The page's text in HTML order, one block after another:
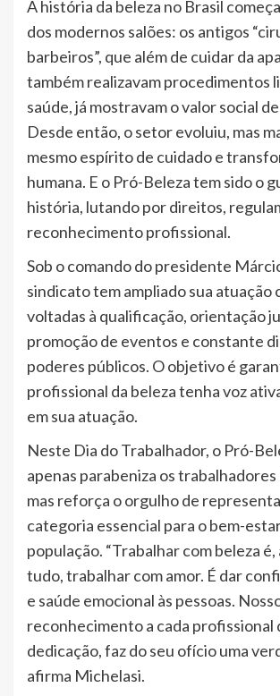
A história da beleza no Brasil
dos modernos salões: os antigos
barbeiros”, que além de cuidar da
também realizavam procedimentos
saúde, já mostravam o valor social
Desde então, o setor evoluiu, mas
mesmo espírito de cuidado e
humana. E o Pró-Beleza tem sido o
história, lutando por direitos,
reconhecimento profissional.
Sob o comando do presidente
sindicato tem ampliado sua atuação
voltadas à qualificação, orientação
promoção de eventos e constante
poderes públicos. O objetivo é
profissional da beleza tenha voz
em sua atuação.
Neste Dia do Trabalhador, o Pró-
apenas parabeniza os trabalhadores
mas reforça o orgulho de
categoria essencial para o bem-
população. “Trabalhar com beleza é,
tudo, trabalhar com amor. É dar
e saúde emocional às pessoas.
reconhecimento a cada profissional
dedicação, faz do seu ofício uma
afirma Michelasi.